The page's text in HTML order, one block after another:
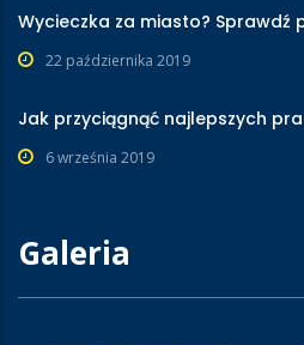
Wycieczka za miasto? Sprawdź
22 października 2019
Jak przyciągnąć najlepszych
6 września 2019
Galeria